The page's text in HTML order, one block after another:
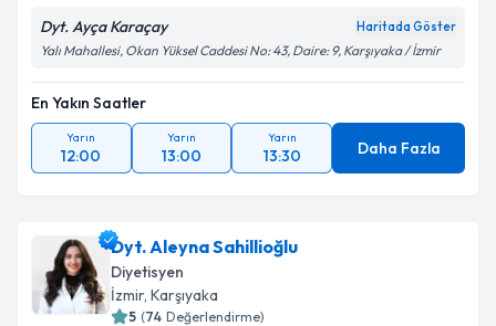
Dyt. Ayça Karaçay Haritada Göster
Yalı Mahallesi, Okan Yüksel Caddesi No: 43, Daire: 9, Karşıyaka / İzmir
En Yakın Saatler
Yarın
12:00
Yarın
13:00
Yarın
13:30 Daha Fazla
Dyt. Aleyna Sahillioğlu
Diyetisyen
İzmir, Karşıyaka
5 (74 Değerlendirme)